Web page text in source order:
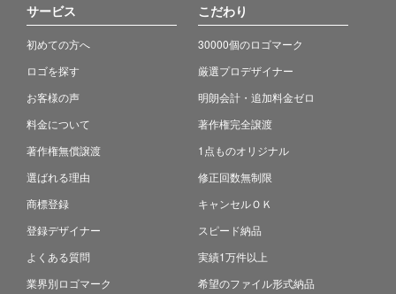
サービス
初めての方へ
ロゴを探す
お客様の声
料金について
著作権無償譲渡
選ばれる理由
商標登録
登録デザイナー
よくある質問
業界別ロゴマーク
こだわり
30000個のロゴマーク
厳選プロデザイナー
明朗会計・追加料金ゼロ
著作権完全譲渡
1点ものオリジナル
修正回数無制限
キャンセルＯＫ
スピード納品
実績1万件以上
希望のファイル形式納品